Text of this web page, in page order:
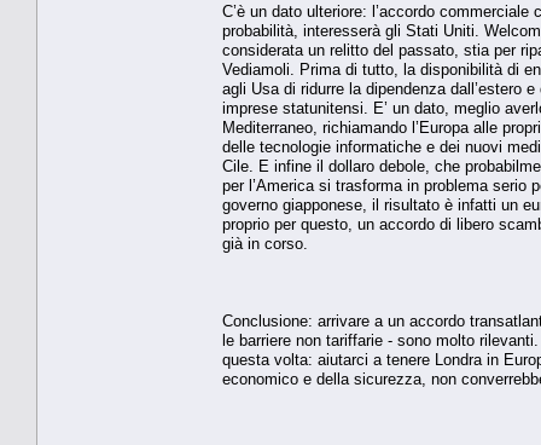
C’è un dato ulteriore: l’accordo
probabilità, interesserà gli Stati Uniti.
considerata un relitto del passato, stia per
Vediamoli. Prima di tutto, la disponibilità di
agli Usa di ridurre la dipendenza dall’estero
imprese statunitensi. E’ un dato, meglio
Mediterraneo, richiamando l’Europa alle
delle tecnologie informatiche e dei nuovi
Cile. E infine il dollaro debole, che
per l’America si trasforma in problema serio
governo giapponese, il risultato è infatti un
proprio per questo, un accordo di libero
già in corso.
Conclusione: arrivare a un accordo
le barriere non tariffarie - sono molto
questa volta: aiutarci a tenere Londra in
economico e della sicurezza, non